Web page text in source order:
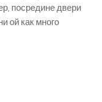
посредине двери
ой как много